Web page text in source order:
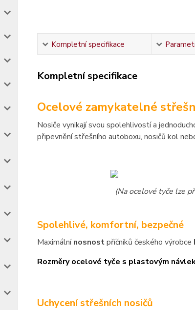
Kompletní specifikace
Kompletní specifikace
Ocelové zamykatelné
Nosiče vynikají svou spolehlivostí a
připevnění střešního autoboxu, nosičů kol
(Na ocelové tyče lze
Spolehlivé, komfortní, bezpečné
Maximálnínosnostpříčníků českého výrobce
Rozměry ocelové tyče s plastovým
Uchycení střešních nosičů